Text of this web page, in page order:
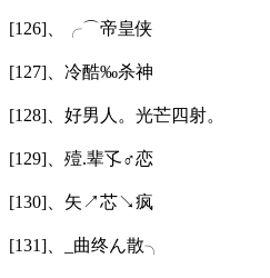
[126]、╭⌒帝皇侠
[127]、冷酷‰杀神
[128]、好男人。光芒四射。
[129]、殪.辈孓♂恋
[130]、矢↗芯↘疯
[131]、_曲终ん散╮